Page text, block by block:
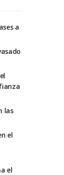
a
las
el
el